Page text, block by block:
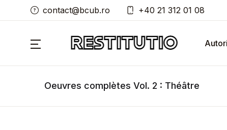
contact@bcub.ro +40 21 312 01 08
Autori
Oeuvres complètes Vol. 2 : Théâtre